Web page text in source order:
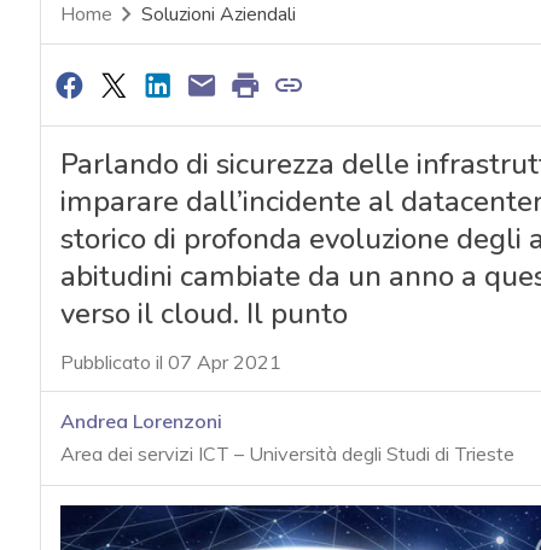
Home Soluzioni Aziendali
Parlando di sicurezza delle
imparare dall’incidente al
storico di profonda evoluzione degli
abitudini cambiate da un anno a
verso il cloud. Il punto
Pubblicato il 07 Apr 2021
Andrea Lorenzoni
Area dei servizi ICT – Università degli Studi di Trieste